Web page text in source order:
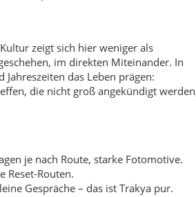
Temperatur und Stimmung sind
oft unkomplizierter, können aber nach
wenn du nicht durchhetzt.
beim Markt einkaufen, Müll wieder